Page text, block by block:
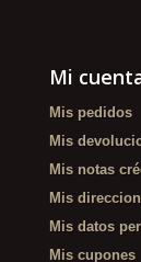
Mi
Mis pedidos
Mis
Mis notas
Mis
Mis datos
Mis cupones